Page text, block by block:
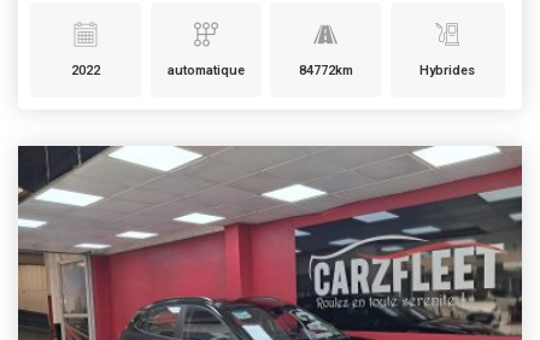
2022 automatique 84772km Hybrides